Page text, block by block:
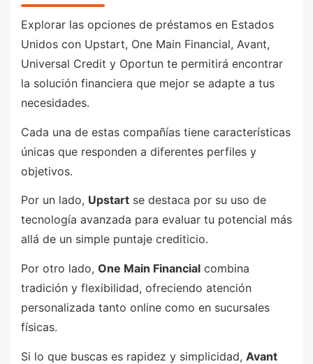
Explorar las opciones de préstamos en Estados
Unidos con Upstart, One Main Financial, Avant,
Universal Credit y Oportun te permitirá encontrar
la solución financiera que mejor se adapte a tus
necesidades.
Cada una de estas compañías tiene características
únicas que responden a diferentes perfiles y
objetivos.
Por un lado, Upstart se destaca por su uso de
tecnología avanzada para evaluar tu potencial más
allá de un simple puntaje crediticio.
Por otro lado, One Main Financial combina
tradición y flexibilidad, ofreciendo atención
personalizada tanto online como en sucursales
físicas.
Si lo que buscas es rapidez y simplicidad, Avant